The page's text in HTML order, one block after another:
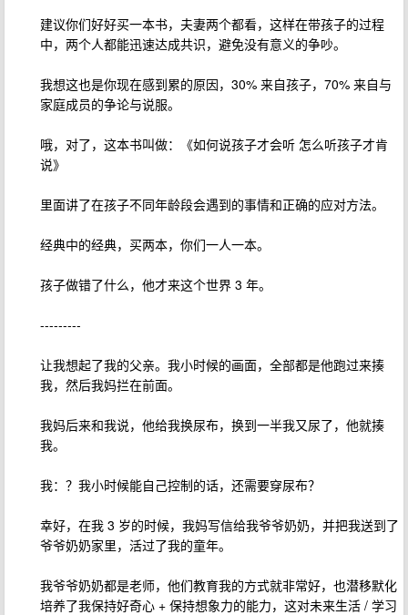
建议你们好好买一本书，夫妻两个都看，这样在带孩子的过程
中，两个人都能迅速达成共识，避免没有意义的争吵。
我想这也是你现在感到累的原因，30% 来自孩子，70% 来自与
家庭成员的争论与说服。
哦，对了，这本书叫做：《如何说孩子才会听 怎么听孩子才肯
说》
里面讲了在孩子不同年龄段会遇到的事情和正确的应对方法。
经典中的经典，买两本，你们一人一本。
孩子做错了什么，他才来这个世界 3 年。
---------
让我想起了我的父亲。我小时候的画面，全部都是他跑过来揍
我，然后我妈拦在前面。
我妈后来和我说，他给我换尿布，换到一半我又尿了，他就揍
我。
我：？我小时候能自己控制的话，还需要穿尿布？
幸好，在我 3 岁的时候，我妈写信给我爷爷奶奶，并把我送到了
爷爷奶奶家里，活过了我的童年。
我爷爷奶奶都是老师，他们教育我的方式就非常好，也潜移默化
培养了我保持好奇心 + 保持想象力的能力，这对未来生活 / 学习